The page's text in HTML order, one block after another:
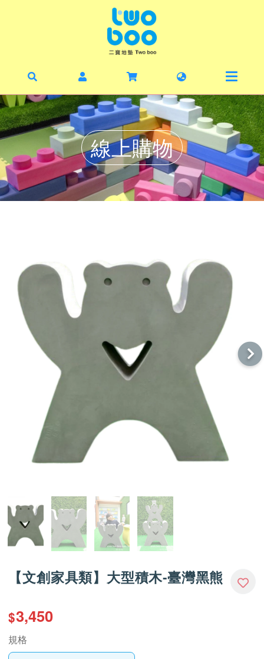
暑
線
毛
丹
線上購物
【文創家具類】大型積木-臺灣黑熊
$3,450
規格